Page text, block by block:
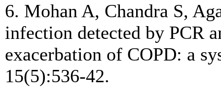
6. Mohan A, Chandra S,
infection detected by PCR
exacerbation of COPD: a
15(5):536-42.